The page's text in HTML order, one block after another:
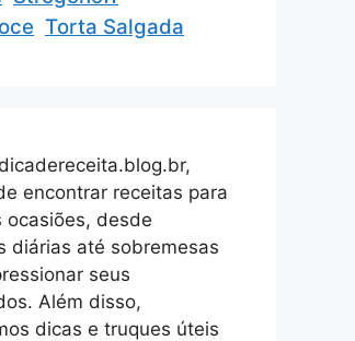
Torta Salgada
encontrar receitas para
ocasiões, desde
diárias até sobremesas
seus
Além disso,
dicas e truques úteis